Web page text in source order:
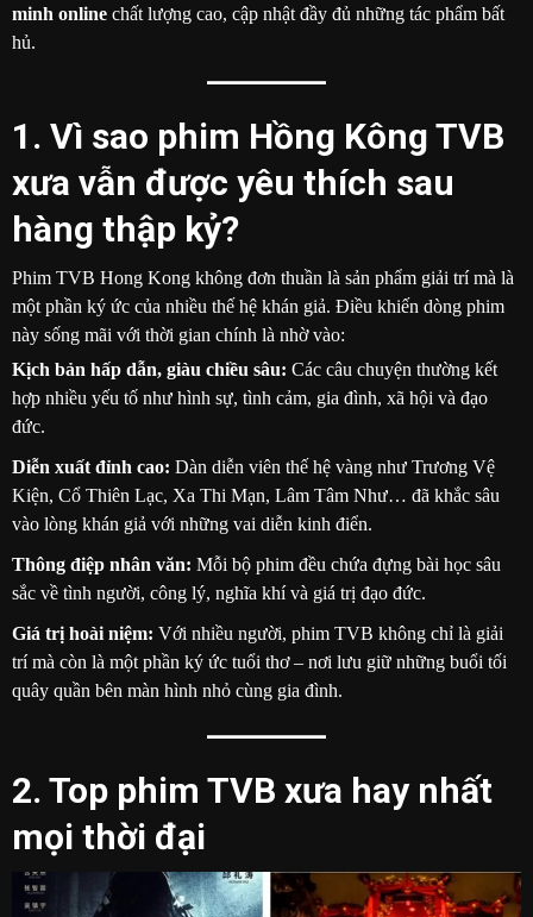
minh online chất lượng cao, cập nhật đầy đủ những tác phẩm bất
hủ.
1. Vì sao phim Hồng Kông TVB
xưa vẫn được yêu thích sau
hàng thập kỷ?
Phim TVB Hong Kong không đơn thuần là sản phẩm giải trí mà là
một phần ký ức của nhiều thế hệ khán giả. Điều khiến dòng phim
này sống mãi với thời gian chính là nhờ vào:
Kịch bản hấp dẫn, giàu chiều sâu: Các câu chuyện thường kết
hợp nhiều yếu tố như hình sự, tình cảm, gia đình, xã hội và đạo
đức.
Diễn xuất đỉnh cao: Dàn diễn viên thế hệ vàng như Trương Vệ
Kiện, Cổ Thiên Lạc, Xa Thi Mạn, Lâm Tâm Như… đã khắc sâu
vào lòng khán giả với những vai diễn kinh điển.
Thông điệp nhân văn: Mỗi bộ phim đều chứa đựng bài học sâu
sắc về tình người, công lý, nghĩa khí và giá trị đạo đức.
Giá trị hoài niệm: Với nhiều người, phim TVB không chỉ là giải
trí mà còn là một phần ký ức tuổi thơ – nơi lưu giữ những buổi tối
quây quần bên màn hình nhỏ cùng gia đình.
2. Top phim TVB xưa hay nhất
mọi thời đại